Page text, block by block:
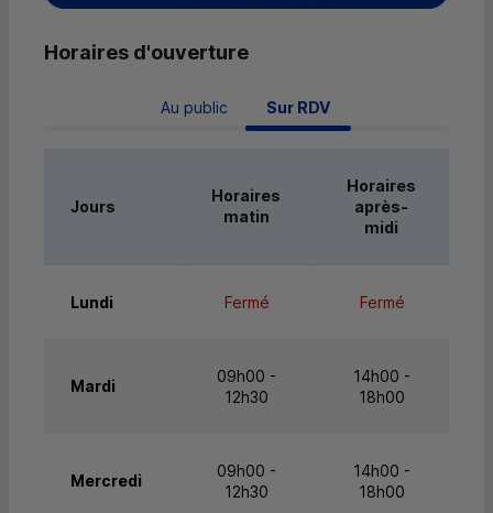
Horaires d'ouverture
Au public Sur RDV
Jours
Horaires
matin
Horaires
après-
midi
Lundi Fermé Fermé
Mardi
09h00 -
12h30
14h00 -
18h00
Mercredi
09h00 -
12h30
14h00 -
18h00